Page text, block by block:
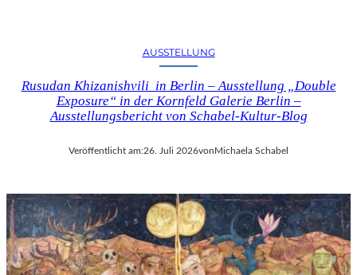
AUSSTELLUNG
Rusudan Khizanishvili in Berlin – Ausstellung „Double
Exposure“ in der Kornfeld Galerie Berlin –
Ausstellungsbericht von Schabel-Kultur-Blog
Veröffentlicht am:26. Juli 2026vonMichaela Schabel